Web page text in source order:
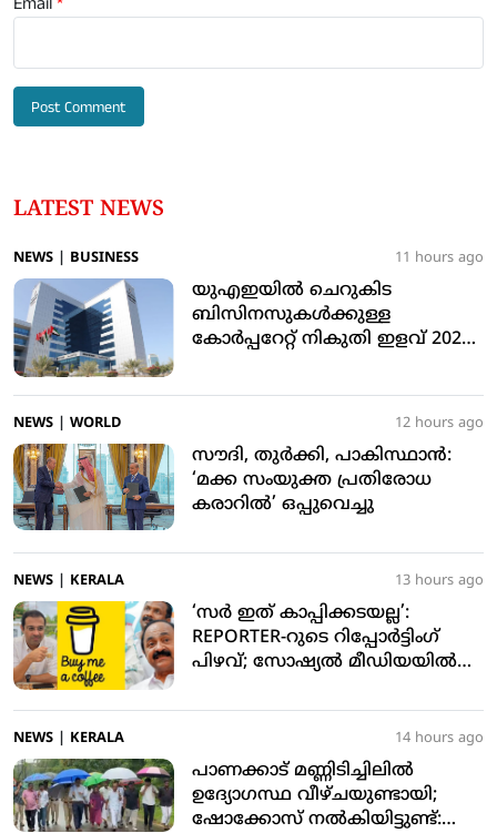
LATEST NEWS
NEWS BUSINESS 11 hours ago
യുഎഇയില്‍ ചെറുകിട
ബിസിനസുകള്‍ക്കുള്ള
കോര്‍പ്പറേറ്റ് നികുതി ഇളവ് 2029
NEWS WORLD 12 hours ago
സൗദി, തുര്‍ക്കി, പാകിസ്ഥാന്‍:
‘മക്ക സംയുക്ത പ്രതിരോധ
കരാറില്‍’ ഒപ്പുവെച്ചു
NEWS KERALA 13 hours ago
‘സര്‍ ഇത് കാപ്പിക്കടയല്ല’:
REPORTER-റുടെ റിപ്പോര്‍ട്ടിംഗ്
പിഴവ്; സോഷ്യല്‍ മീഡിയയില്‍
NEWS KERALA 14 hours ago
പാണക്കാട് മണ്ണിടിച്ചിലില്‍
ഉദ്യോഗസ്ഥ വീഴ്ചയുണ്ടായി;
ഷോക്കോസ് നല്‍കിയിട്ടുണ്ട്: